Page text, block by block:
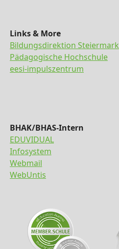
Links & More
Bildungsdirektion Steiermark
Pädagogische Hochschule
eesi-impulszentrum
BHAK/BHAS-Intern
EDUVIDUAL
Infosystem
Webmail
WebUntis